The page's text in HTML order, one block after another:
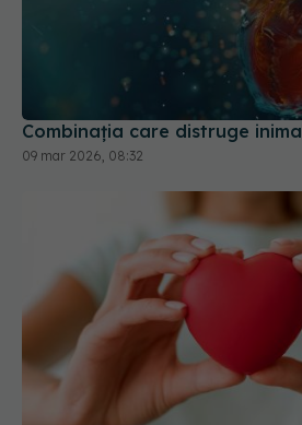
Combinația care distruge inima
09 mar 2026, 08:32